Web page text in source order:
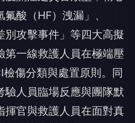
酸（HF）洩漏」、
別攻擊事件」等四大高擬
第一線救護人員在極端壓
傷分類與處置原則。同
驗人員臨場反應與團隊默
揮官與救護人員在面對真